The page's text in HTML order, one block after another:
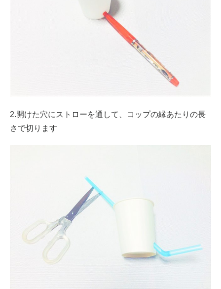
2.開けた穴にストローを通して、コップの縁あたりの長
さで切ります